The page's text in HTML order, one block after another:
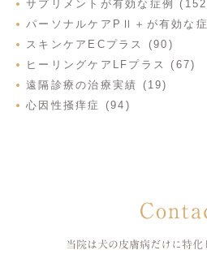
サプリメントが有効な症例
パーソナルケアPⅡ＋が有効な
スキンケアECプラス (90)
ヒーリングケアLFプラス (67)
遠隔診療の治療実績 (19)
心因性掻痒症 (94)
当院は犬の皮膚病だけに特化